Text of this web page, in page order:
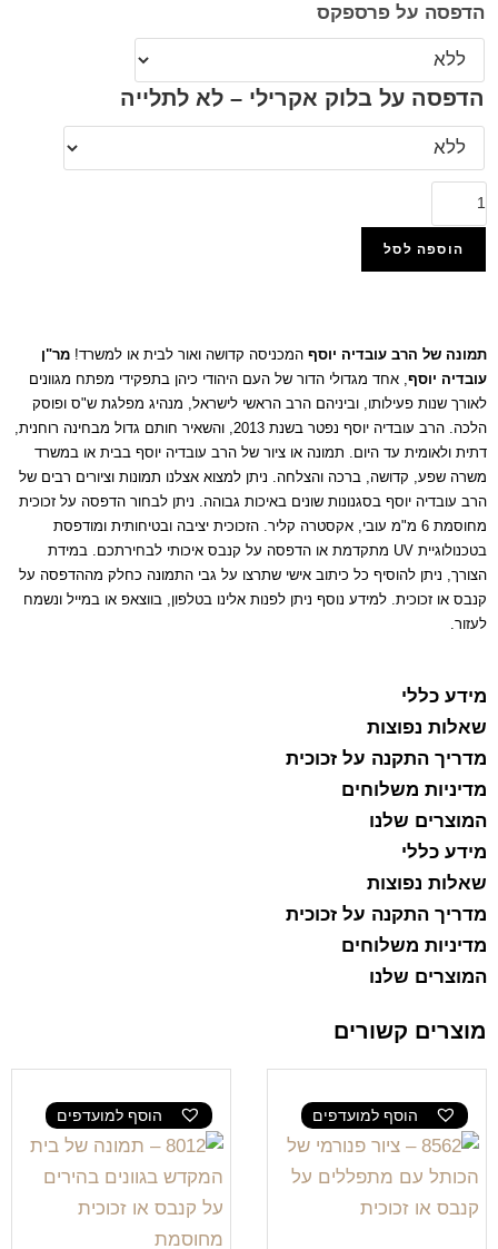
הדפסה על פרספקס
הדפסה על בלוק אקרילי – לא לתלייה
הוספה לסל
תמונה של הרב עובדיה יוסף המכניסה קדושה ואור לבית או למשרד! מר"ן
עובדיה יוסף , אחד מגדולי הדור של העם היהודי כיהן בתפקידי מפתח מגוונים
לאורך שנות פעילותו, וביניהם הרב הראשי לישראל, מנהיג מפלגת ש"ס ופוסק
הלכה. הרב עובדיה יוסף נפטר בשנת 2013, והשאיר חותם גדול מבחינה רוחנית,
דתית ולאומית עד היום. תמונה או ציור של הרב עובדיה יוסף בבית או במשרד
משרה שפע, קדושה, ברכה והצלחה. ניתן למצוא אצלנו תמונות וציורים רבים של
הרב עובדיה יוסף בסגנונות שונים באיכות גבוהה. ניתן לבחור הדפסה על זכוכית
מחוסמת 6 מ"מ עובי, אקסטרה קליר. הזכוכית יציבה ובטיחותית ומודפסת
בטכנולוגיית UV מתקדמת או הדפסה על קנבס איכותי לבחירתכם. במידת
הצורך, ניתן להוסיף כל כיתוב אישי שתרצו על גבי התמונה כחלק מההדפסה על
קנבס או זכוכית. למידע נוסף ניתן לפנות אלינו בטלפון, בווצאפ או במייל ונשמח
לעזור.
מידע כללי
שאלות נפוצות
מדריך התקנה על זכוכית
מדיניות משלוחים
המוצרים שלנו
מידע כללי
שאלות נפוצות
מדריך התקנה על זכוכית
מדיניות משלוחים
המוצרים שלנו
מוצרים קשורים
הוסף למועדפים הוסף למועדפים